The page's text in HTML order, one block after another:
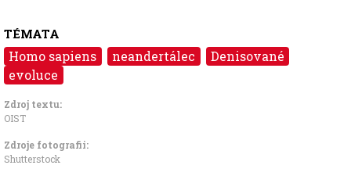
TÉMATA
Homo sapiens neandertálec
Denisované
evoluce
Zdroj textu:
OIST
Zdroje fotografii:
Shutterstock